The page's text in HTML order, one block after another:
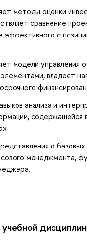
методы оценки
сравнение
эффективного с
модели управления
владеет
анализа и
содержащейся
о базовых
менеджмента,